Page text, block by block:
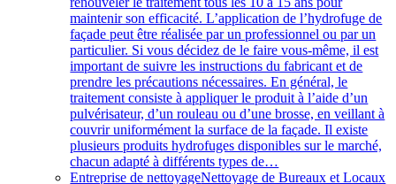
maintenir son efficacité. L’application de l’hydrofuge de
façade peut être réalisée par un professionnel ou par un
particulier. Si vous décidez de le faire vous-même, il est
important de suivre les instructions du fabricant et de
prendre les précautions nécessaires. En général, le
traitement consiste à appliquer le produit à l’aide d’un
pulvérisateur, d’un rouleau ou d’une brosse, en veillant à
couvrir uniformément la surface de la façade. Il existe
plusieurs produits hydrofuges disponibles sur le marché,
chacun adapté à différents types de…
Entreprise de nettoyageNettoyage de Bureaux et Locaux